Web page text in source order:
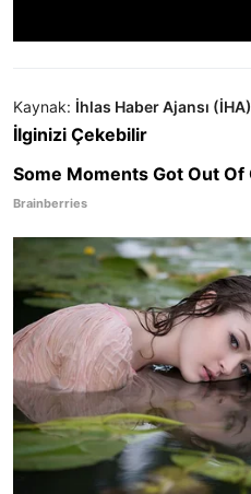
Kaynak: İhlas Haber Ajansı (İHA)